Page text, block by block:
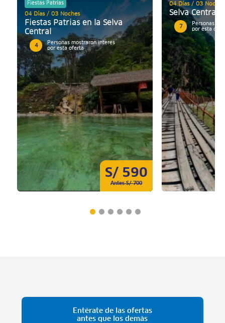
S/ 590
Antes S/ 700
Fiestas Patrias
04 Días / 03 Noches
Fiestas Patrias en la Selva
Central
4
Personas mostraron interés
por esta oferta
04 Días / 03 Noches
Selva Central
7
Personas
por esta
Entérate de las ofertas
antes que los demás